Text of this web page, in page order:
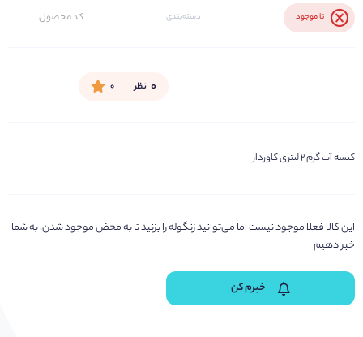
نا موجود دسته‌بندی کد محصول
۰ نظر ۰
کیسه آب گرم ۲ لیتری کاوردار
این کالا فعلا موجود نیست اما می‌توانید زنگوله را بزنید تا به محض موجود شدن، به شما
خبر دهیم
خبرم کن